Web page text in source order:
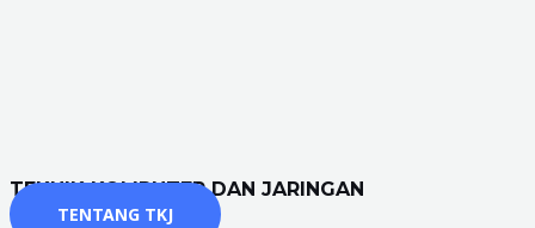
TEKNIK KOMPUTER DAN JARINGAN
TENTANG TKJ